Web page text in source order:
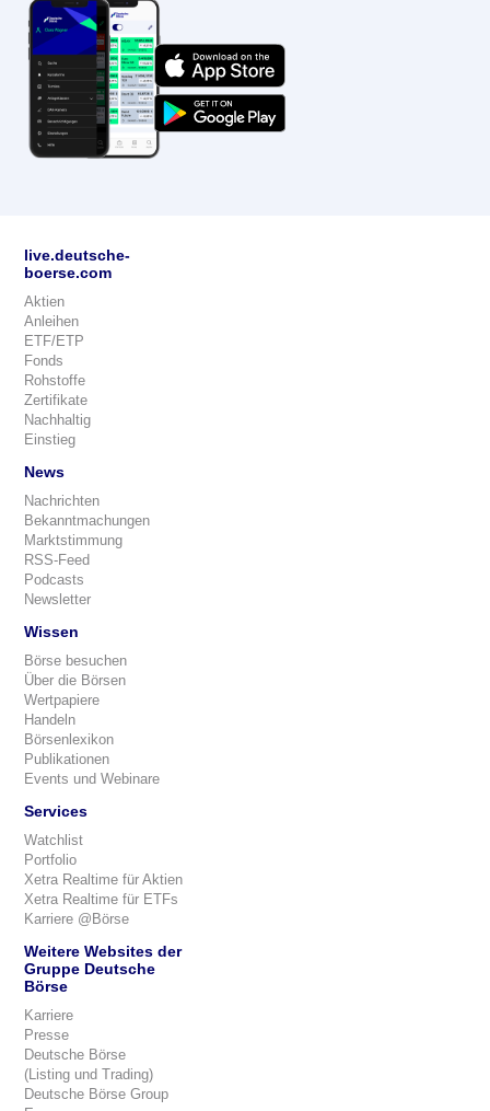
live.deutsche-
boerse.com
Aktien
Anleihen
ETF/ETP
Fonds
Rohstoffe
Zertifikate
Nachhaltig
Einstieg
News
Nachrichten
Bekanntmachungen
Marktstimmung
RSS-Feed
Podcasts
Newsletter
Wissen
Börse besuchen
Über die Börsen
Wertpapiere
Handeln
Börsenlexikon
Publikationen
Events und Webinare
Services
Watchlist
Portfolio
Xetra Realtime für Aktien
Xetra Realtime für ETFs
Karriere @Börse
Weitere Websites der
Gruppe Deutsche
Börse
Karriere
Presse
Deutsche Börse
(Listing und Trading)
Deutsche Börse Group